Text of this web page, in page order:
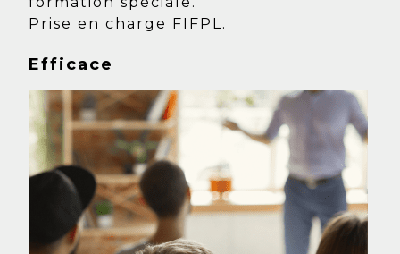
Prise en charge FIFPL.
Efficace